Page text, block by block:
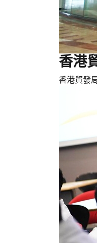
香港
香港貿發